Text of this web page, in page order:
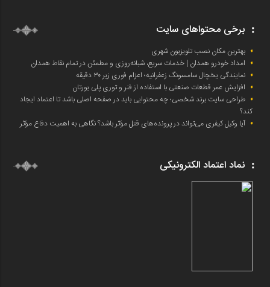
برخی محتواهای سایت
بهترین مکان نصب تلویزیون شهری
امداد خودرو همدان | خدمات سریع، شبانه‌روزی و مطمئن در تمام نقاط همدان
نمایندگی یخچال سامسونگ زعفرانیه؛ اعزام فوری زیر ۳۰ دقیقه
افزایش عمر قطعات صنعتی با استفاده از فنر و توری پلی یورتان
طراحی سایت برند شخصی؛ چه محتوایی باید در صفحه اصلی باشد تا اعتماد ایجاد
کند؟
آیا وکیل کیفری می‌تواند در پرونده‌های قتل مؤثر باشد؟ نگاهی به اهمیت دفاع مؤثر
نماد اعتماد الکترونیکی